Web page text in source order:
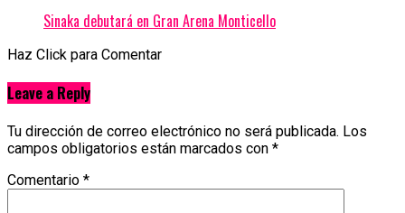
Sinaka debutará en Gran Arena Monticello
Haz Click para Comentar
Leave a Reply
Tu dirección de correo electrónico no será publicada. Los
campos obligatorios están marcados con *
Comentario *